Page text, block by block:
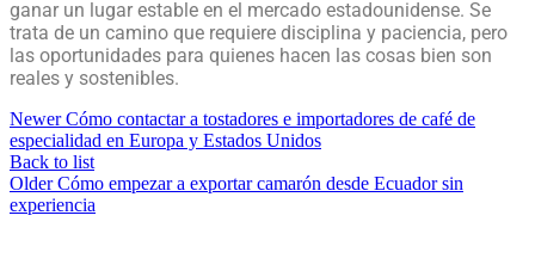
ganar un lugar estable en el mercado estadounidense. Se
trata de un camino que requiere disciplina y paciencia, pero
las oportunidades para quienes hacen las cosas bien son
reales y sostenibles.
Newer Cómo contactar a tostadores e importadores de café de
especialidad en Europa y Estados Unidos
Back to list
Older Cómo empezar a exportar camarón desde Ecuador sin
experiencia